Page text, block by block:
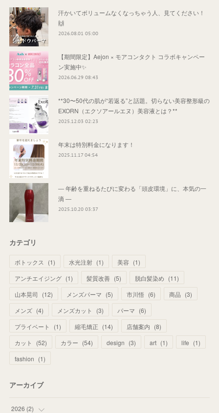
汗かいてボリュームなくなっちゃう人、見てください！
🙌
2026.08.01 05:00
【期間限定】Aejon × モアコンタクト コラボキャンペー
ン実施中✨
2026.06.29 08:43
**30〜50代の肌が“若返る”と話題。切らない美容整形級の
EXORN（エクソアールエヌ）美容液とは？**
2025.12.03 02:23
年末は特別料金になります！
2025.11.17 04:54
― 年齢を重ねるたびに変わる「頭皮環境」に、本気の一
滴 ―
2025.10.20 03:37
カテゴリ
ボトックス (1) 水光注射 (1) 美容 (1)
アンチエイジング (1) 髪質改善 (5) 脱白髪染め (11)
山本晃司
(12) メンズパーマ (5) 市川悟 (6) 商品 (3)
メンズ (4) メンズカット (3) パーマ (6)
プライベート
(1) 縮毛矯正 (14) 店舗案内 (8)
カット
(52) カラー (54) design (3) art (1) life (1)
fashion (1)
アーカイブ
2026 (2)